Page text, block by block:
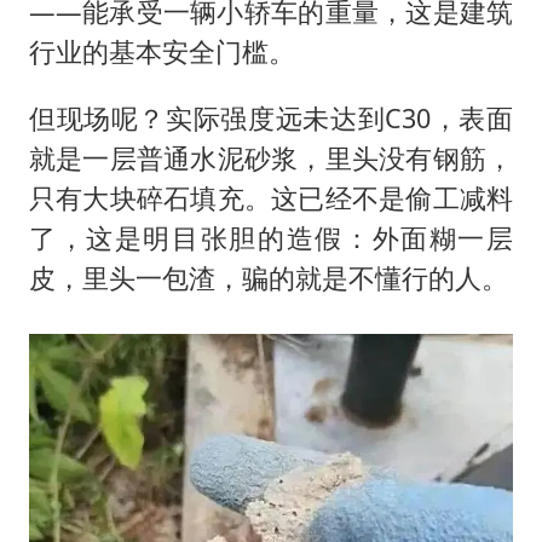
——能承受一辆小轿车的重量，这是建筑
行业的基本安全门槛。
但现场呢？实际强度远未达到C30，表面
就是一层普通水泥砂浆，里头没有钢筋，
只有大块碎石填充。这已经不是偷工减料
了，这是明目张胆的造假：外面糊一层
皮，里头一包渣，骗的就是不懂行的人。